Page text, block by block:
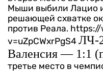
Мыши выбили Лацио
решающей схватке
против Реала. https://
v=uZpCWxrPgS4 ЛЧ-
Валенсия — 1:1
третье место в